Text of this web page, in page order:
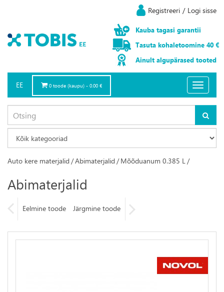
Registreeri / Logi sisse
Kauba tagasi garantii
Tasuta kohaletoomine 40 €
Ainult algupärased tooted
Toggle
0 toode (kaupu) - 0.00 €
EE
Auto kere materjalid /Abimaterjalid / Mõõduanum 0.385 L/
Abimaterjalid
Eelmine toode Järgmine toode